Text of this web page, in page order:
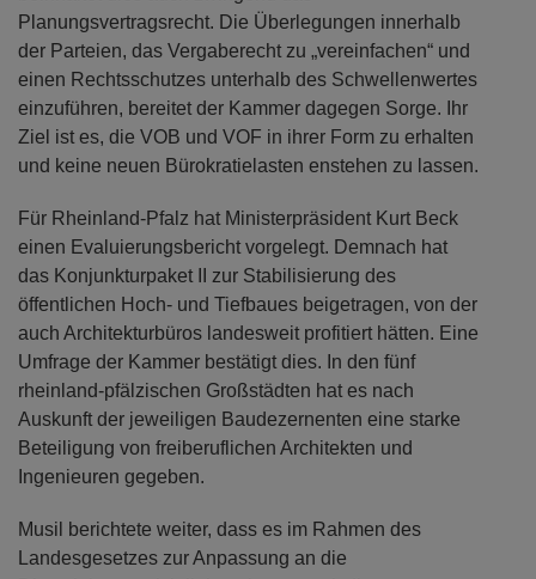
Planungsvertragsrecht. Die Überlegungen innerhalb
der Parteien, das Vergaberecht zu „vereinfachen“ und
einen Rechtsschutzes unterhalb des Schwellenwertes
einzuführen, bereitet der Kammer dagegen Sorge. Ihr
Ziel ist es, die VOB und VOF in ihrer Form zu erhalten
und keine neuen Bürokratielasten enstehen zu lassen.
Für Rheinland-Pfalz hat Ministerpräsident Kurt Beck
einen Evaluierungsbericht vorgelegt. Demnach hat
das Konjunkturpaket II zur Stabilisierung des
öffentlichen Hoch- und Tiefbaues beigetragen, von der
auch Architekturbüros landesweit profitiert hätten. Eine
Umfrage der Kammer bestätigt dies. In den fünf
rheinland-pfälzischen Großstädten hat es nach
Auskunft der jeweiligen Baudezernenten eine starke
Beteiligung von freiberuflichen Architekten und
Ingenieuren gegeben.
Musil berichtete weiter, dass es im Rahmen des
Landesgesetzes zur Anpassung an die